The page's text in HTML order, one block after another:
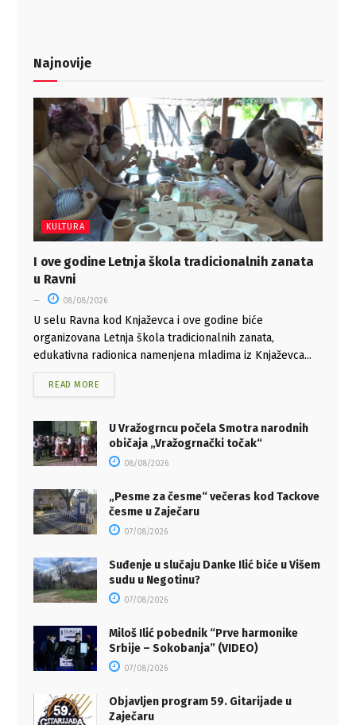
Najnovije
KULTURA
I ove godine Letnja škola tradicionalnih zanata
u Ravni
08/08/2026
U selu Ravna kod Knjaževca i ove godine biće
organizovana Letnja škola tradicionalnih zanata,
edukativna radionica namenjena mladima iz Knjaževca...
READ MORE
U Vražogrncu počela Smotra narodnih
običaja „Vražogrnački točak“
08/08/2026
„Pesme za česme“ večeras kod Tackove
česme u Zaječaru
07/08/2026
Suđenje u slučaju Danke Ilić biće u Višem
sudu u Negotinu?
07/08/2026
Miloš Ilić pobednik “Prve harmonike
Srbije – Sokobanja” (VIDEO)
07/08/2026
Objavljen program 59. Gitarijade u
Zaječaru